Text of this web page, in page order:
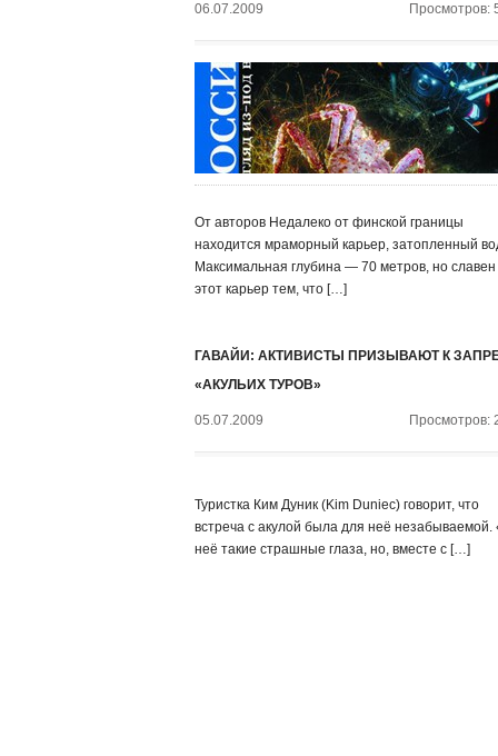
06.07.2009 Просмотров:
От авторов Недалеко от финской границы
находится мраморный карьер, затопленный
Максимальная глубина — 70 метров, но славен
этот карьер тем, что […]
ГАВАЙИ: АКТИВИСТЫ ПРИЗЫВАЮТ К
«АКУЛЬИХ ТУРОВ»
05.07.2009 Просмотров:
Туристка Ким Дуник (Kim Duniec) говорит, что
встреча с акулой была для неё незабываемой.
неё такие страшные глаза, но, вместе с […]